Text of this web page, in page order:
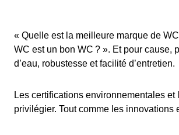
« Quelle est la meilleure marque de
WC est un bon WC ? ». Et pour cause,
d’eau, robustesse et facilité d’entretien.
Les certifications environnementales et
privilégier. Tout comme les innovations